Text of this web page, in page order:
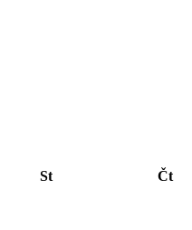
St
Čt